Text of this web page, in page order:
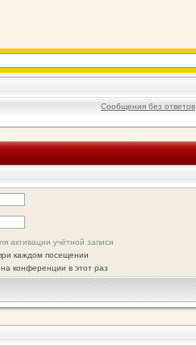
Сообщения без ответов
активации учётной записи
каждом посещении
конференции в этот раз